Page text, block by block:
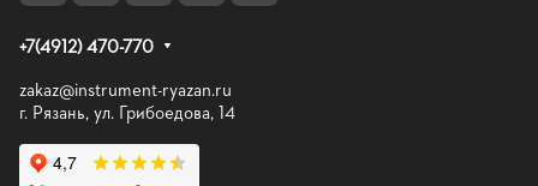
+7(4912) 470-770
zakaz@instrument-ryazan.ru
г. Рязань, ул. Грибоедова, 14